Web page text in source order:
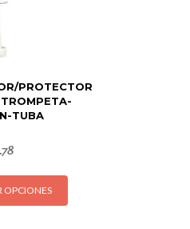
PROTECTOR
TUBA
OPCIONES
Este